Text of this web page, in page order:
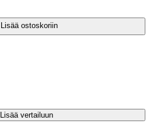
Lisää ostoskoriin
Lisää vertailuun